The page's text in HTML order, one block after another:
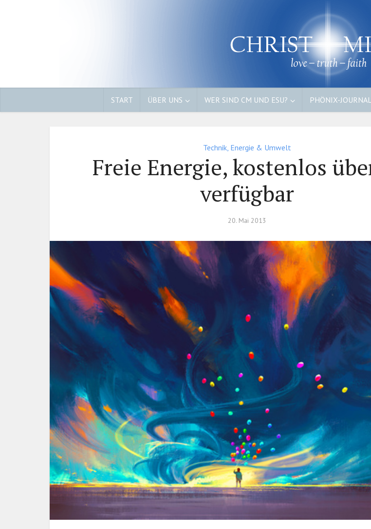
START ÜBER UNS WER SIND CM UND ESU? PHÖNIX-
Technik, Energie & Umwelt
Freie Energie, kostenlos
verfügbar
20. Mai 2013